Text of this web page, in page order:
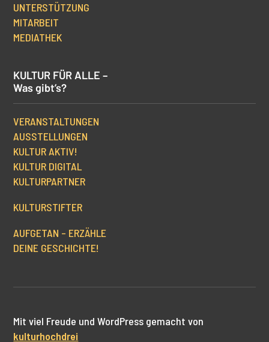
UNTERSTÜTZUNG
MITARBEIT
MEDIATHEK
KULTUR FÜR ALLE –
Was gibt’s?
VERANSTALTUNGEN
AUSSTELLUNGEN
KULTUR AKTIV!
KULTUR DIGITAL
KULTURPARTNER
KULTURSTIFTER
AUFGETAN – ERZÄHLE
DEINE GESCHICHTE!
Mit viel Freude und WordPress gemacht von
kulturhochdrei